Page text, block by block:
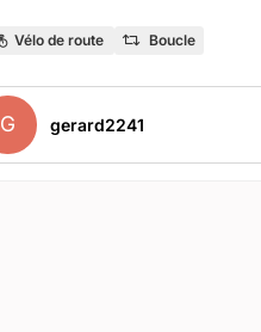
Vélo de route Boucle
G gerard2241